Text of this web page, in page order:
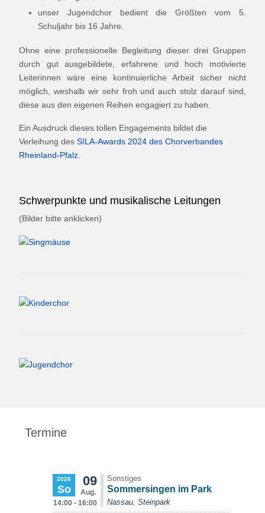
unser Jugendchor bedient die Größten vom 5.
Schuljahr bis 16 Jahre.
Ohne eine professionelle Begleitung dieser drei Gruppen
durch gut ausgebildete, erfahrene und hoch motivierte
Leiterinnen wäre eine kontinuierliche Arbeit sicher nicht
möglich, weshalb wir sehr froh und auch stolz darauf sind,
diese aus den eigenen Reihen engagiert zu haben.
Ein Ausdruck dieses tollen Engagements bildet die
Verleihung des SILA-Awards 2024 des Chorverbandes
Rheinland-Pfalz
Schwerpunkte und musikalische Leitungen
(Bilder bitte anklicken)
Termine